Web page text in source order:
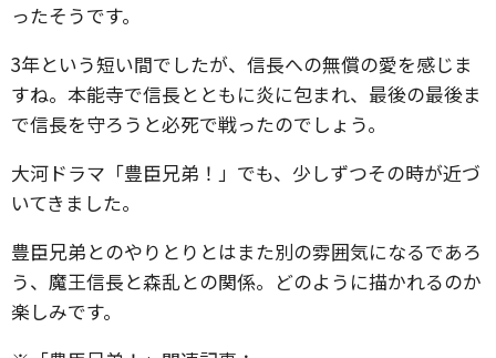
ったそうです。
3年という短い間でしたが、信長への無償の愛を感じま
すね。本能寺で信長とともに炎に包まれ、最後の最後ま
で信長を守ろうと必死で戦ったのでしょう。
大河ドラマ「豊臣兄弟！」でも、少しずつその時が近づ
いてきました。
豊臣兄弟とのやりとりとはまた別の雰囲気になるであろ
う、魔王信長と森乱との関係。どのように描かれるのか
楽しみです。